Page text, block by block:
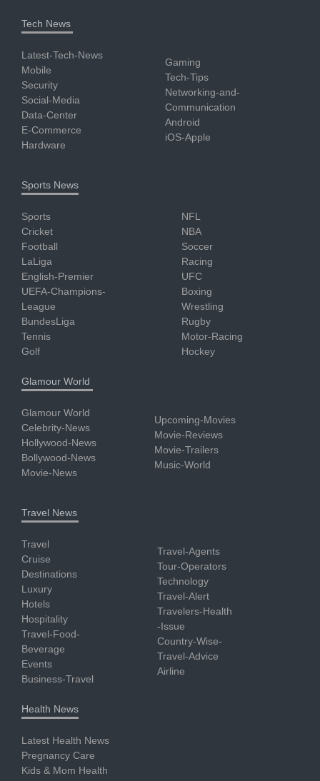
Tech News
Latest-Tech-News
Mobile
Security
Social-Media
Data-Center
E-Commerce
Hardware
Gaming
Tech-Tips
Networking-and-
Communication
Android
iOS-Apple
Sports News
Sports
Cricket
Football
LaLiga
English-Premier
UEFA-Champions-
League
BundesLiga
Tennis
Golf
NFL
NBA
Soccer
Racing
UFC
Boxing
Wrestling
Rugby
Motor-Racing
Hockey
Glamour World
Glamour World
Celebrity-News
Hollywood-News
Bollywood-News
Movie-News
Upcoming-Movies
Movie-Reviews
Movie-Trailers
Music-World
Travel News
Travel
Cruise
Destinations
Luxury
Hotels
Hospitality
Travel-Food-
Beverage
Events
Business-Travel
Travel-Agents
Tour-Operators
Technology
Travel-Alert
Travelers-Health
-Issue
Country-Wise-
Travel-Advice
Airline
Health News
Latest Health News
Pregnancy Care
Kids & Mom Health